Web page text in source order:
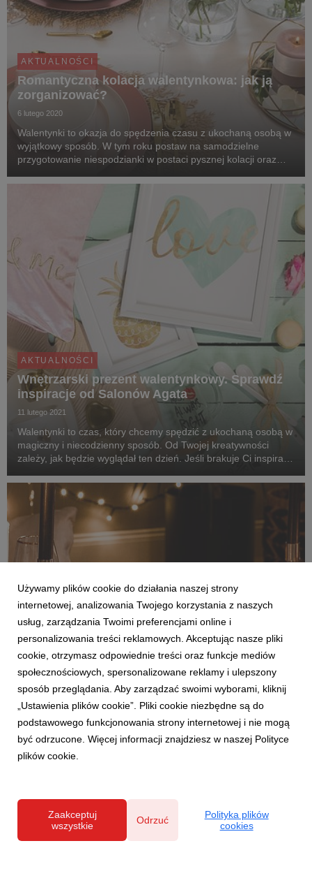
AKTUALNOŚCI
Romantyczna kolacja walentynkowa: jak ją
zorganizować?
6 lutego 2020
Walentynki to okazja do spędzenia czasu z ukochaną osobą w
wyjątkowy sposób. W tym roku postaw na samodzielne
przygotowanie niespodzianki w postaci pysznej kolacji oraz
chwile i mile spędzony wieczór mają największ...
AKTUALNOŚCI
Wnętrzarski prezent walentynkowy. Sprawdź
inspiracje od Salonów Agata
11 lutego 2021
Walentynki to czas, który chcemy spędzić z ukochaną osobą w
magiczny i niecodzienny sposób. Od Twojej kreatywności
zależy, jak będzie wyglądał ten dzień. Jeśli brakuje Ci inspiracji
aranżacji wnętrza, który przez...
AKTUALNOŚCI
Pomysły na walentynkowe prezenty dla
miłośników designu
3 lutego 2022
Wręczanie prezentów to jeden z pięciu języków miłości.
Ukochanej osobie warto wręczyć coś, co odpowiada jej
zainteresowaniom czy hobby lub jest jej na tę chwilę potrzebne
Używamy plików cookie do działania naszej strony
internetowej, analizowania Twojego korzystania z naszych
usług, zarządzania Twoimi preferencjami online i
personalizowania treści reklamowych. Akceptując nasze pliki
cookie, otrzymasz odpowiednie treści oraz funkcje mediów
społecznościowych, spersonalizowane reklamy i ulepszony
sposób przeglądania. Aby zarządzać swoimi wyborami, kliknij
„Ustawienia plików cookie”. Pliki cookie niezbędne są do
podstawowego funkcjonowania strony internetowej i nie mogą
być odrzucone. Więcej informacji znajdziesz w naszej Polityce
plików cookie.
Zaakceptuj
wszystkie
Odrzuć
Polityka plików
cookies